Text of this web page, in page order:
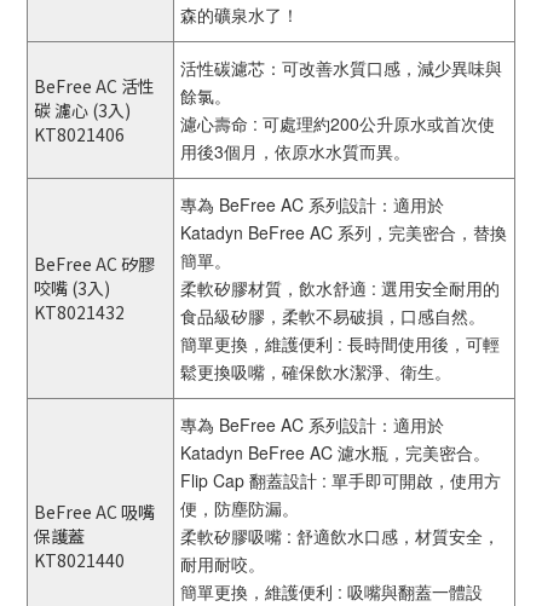
森的礦泉水了！
BeFree AC 活性
碳 濾心 (3入)
KT8021406
活性碳濾芯：可改善水質口感，減少異味與
餘氯。
濾心壽命 : 可處理約200公升原水或首次使
用後3個月，依原水水質而異。
BeFree AC 矽膠
咬嘴 (3入)
KT8021432
專為 BeFree AC 系列設計：適用於
Katadyn BeFree AC 系列，完美密合，替換
簡單。
柔軟矽膠材質，飲水舒適 : 選用安全耐用的
食品級矽膠，柔軟不易破損，口感自然。
簡單更換，維護便利 : 長時間使用後，可輕
鬆更換吸嘴，確保飲水潔淨、衛生。
BeFree AC 吸嘴
保護蓋
KT8021440
專為 BeFree AC 系列設計：適用於
Katadyn BeFree AC 濾水瓶，完美密合。
Flip Cap 翻蓋設計 : 單手即可開啟，使用方
便，防塵防漏。
柔軟矽膠吸嘴 : 舒適飲水口感，材質安全，
耐用耐咬。
簡單更換，維護便利 : 吸嘴與翻蓋一體設